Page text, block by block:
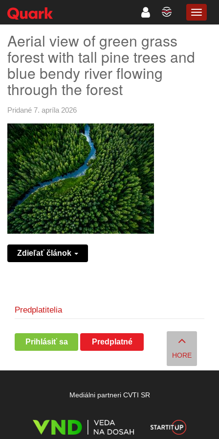
Aerial view of green grass
forest with tall pine trees and
blue bendy river flowing
through the forest
Pridané 7. apríla 2026
Zdieľať článok
Predplatitelia
Prihlásiť sa Predplatné
HORE
Mediálni partneri CVTI SR